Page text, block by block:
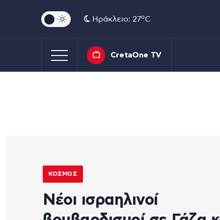
Ηράκλειο: 27oC
CretaOne TV
ΚΌΣΜΟΣ
Νέοι ισραηλινοί